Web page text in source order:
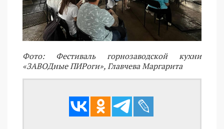
Фото: Фестиваль горнозаводской кухни
«ЗАВОДные ПИРоги», Главчева Маргарита